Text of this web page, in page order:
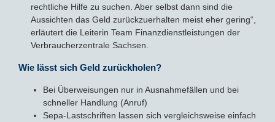
rechtliche Hilfe zu suchen. Aber selbst dann sind die
Aussichten das Geld zurückzuerhalten meist eher gering“,
erläutert die Leiterin Team Finanzdienstleistungen der
Verbraucherzentrale Sachsen.
Wie lässt sich Geld zurückholen?
Bei Überweisungen nur in Ausnahmefällen und bei
schneller Handlung (Anruf)
Sepa-Lastschriften lassen sich vergleichsweise einfach